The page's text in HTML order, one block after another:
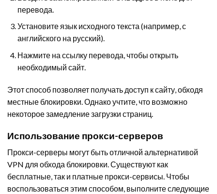
перевода.
Установите язык исходного текста (например, с
английского на русский).
Нажмите на ссылку перевода, чтобы открыть
необходимый сайт.
Этот способ позволяет получать доступ к сайту, обходя
местные блокировки. Однако учтите, что возможно
некоторое замедление загрузки страниц.
Использование прокси-серверов
Прокси-серверы могут быть отличной альтернативой
VPN для обхода блокировки. Существуют как
бесплатные, так и платные прокси-сервисы. Чтобы
воспользоваться этим способом, выполните следующие